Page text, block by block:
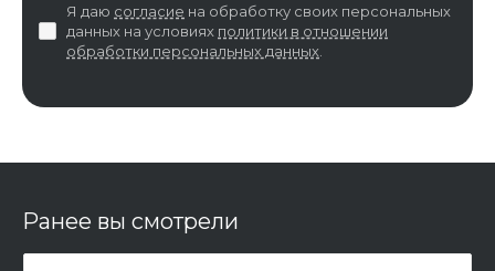
Я даю согласие на обработку своих персональных
данных на условиях политики в отношении
обработки персональных данных
Ранее вы смотрели